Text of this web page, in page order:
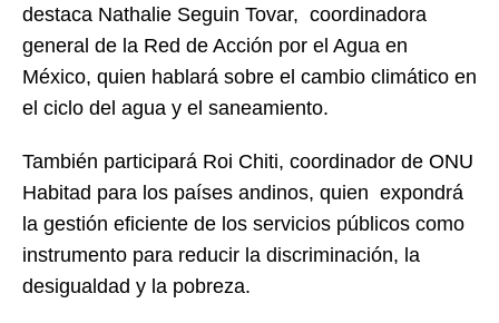
destaca Nathalie Seguin Tovar, coordinadora
general de la Red de Acción por el Agua en
México, quien hablará sobre el cambio climático en
el ciclo del agua y el saneamiento.
También participará Roi Chiti, coordinador de ONU
Habitad para los países andinos, quien expondrá
la gestión eficiente de los servicios públicos como
instrumento para reducir la discriminación, la
desigualdad y la pobreza.